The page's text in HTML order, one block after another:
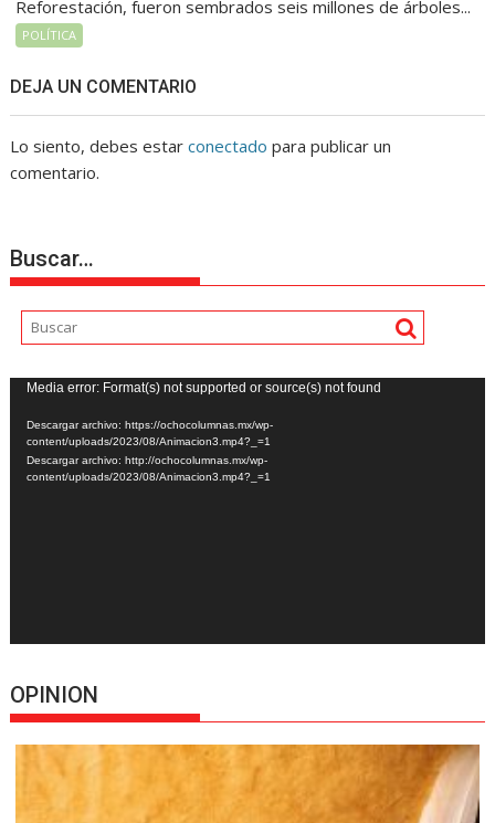
Reforestación, fueron sembrados seis millones de árboles...
POLÍTICA
DEJA UN COMENTARIO
Lo siento, debes estarconectado para publicar un
comentario.
Buscar…
Reproductor
de
vídeo
Media error: Format(s) not supported or source(s) not found
Descargar archivo: https://ochocolumnas.mx/wp-
content/uploads/2023/08/Animacion3.mp4?_=1
Descargar archivo: http://ochocolumnas.mx/wp-
content/uploads/2023/08/Animacion3.mp4?_=1
OPINION